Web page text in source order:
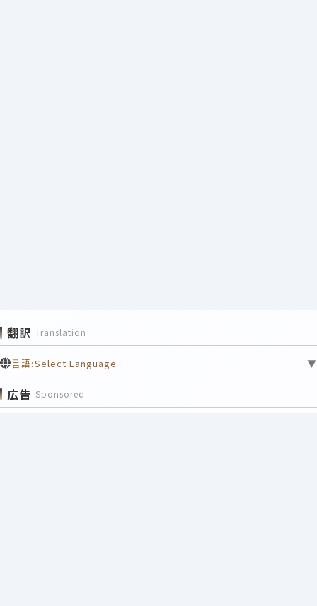
翻訳 Translation
言語:Select Language ▼
広告 Sponsored